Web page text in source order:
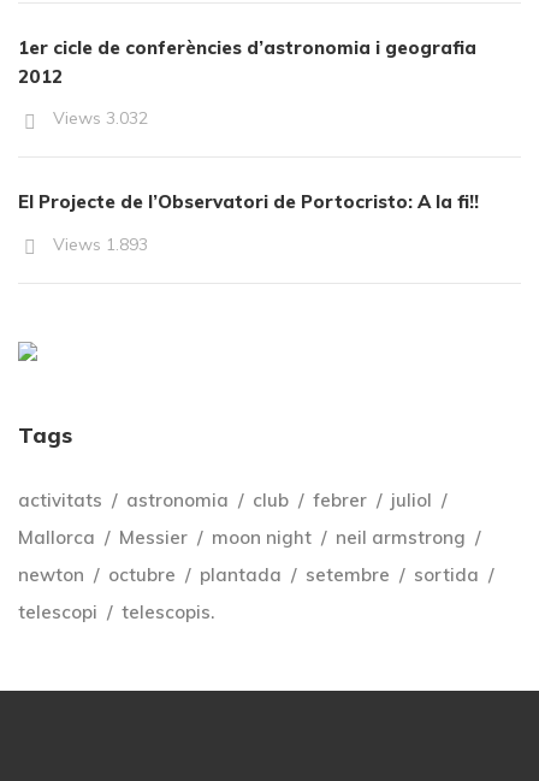
1er cicle de conferències d’astronomia i geografia
2012
Views 3.032
El Projecte de l’Observatori de Portocristo: A la fi!!
Views 1.893
Tags
activitats astronomia club febrer
juliol
Mallorca
Messier moon night
neil armstrong
newton
octubre plantada setembre
sortida
telescopi
telescopis.